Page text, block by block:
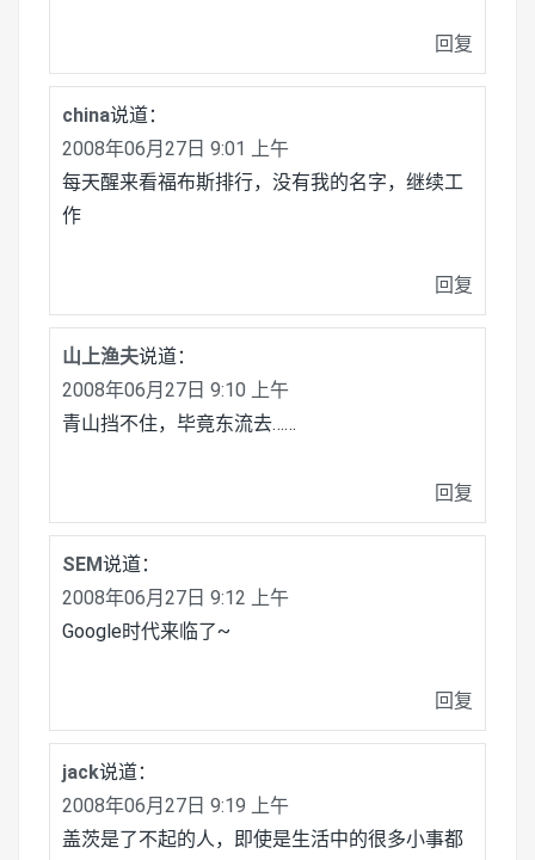
回复
china说道：
2008年06月27日 9:01 上午
每天醒来看福布斯排行，没有我的名字，继续工
作
回复
山上渔夫说道：
2008年06月27日 9:10 上午
青山挡不住，毕竟东流去……
回复
SEM说道：
2008年06月27日 9:12 上午
Google时代来临了~
回复
jack说道：
2008年06月27日 9:19 上午
盖茨是了不起的人，即使是生活中的很多小事都